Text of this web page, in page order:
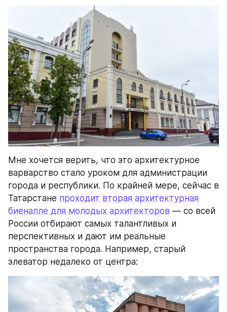
Мне хочется верить, что это архитектурное
варварство стало уроком для администрации
города и республики. По крайней мере, сейчас в
Татарстане проходит вторая архитектурная
биеналле для молодых архитекторов — со всей
России отбирают самых талантливых и
перспективных и дают им реальные
пространства города. Например, старый
элеватор недалеко от центра: